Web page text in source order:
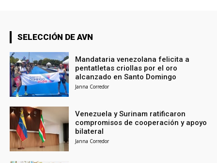
SELECCIÓN DE AVN
Mandataria venezolana felicita a
pentatletas criollas por el oro
alcanzado en Santo Domingo
Janna Corredor
Venezuela y Surinam ratificaron
compromisos de cooperación y apoyo
bilateral
Janna Corredor